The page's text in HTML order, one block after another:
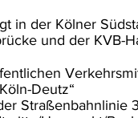
in der Kölner
und der KVB-
Deutz“
Straßenbahnlinie